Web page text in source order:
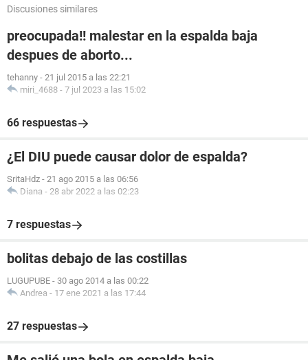
Discusiones similares
preocupada!! malestar en la espalda baja
despues de aborto...
tehanny - 21 jul 2015 a las 22:21
miri_4688 - 7 jul 2023 a las 15:02
66 respuestas
¿El DIU puede causar dolor de espalda?
SritaHdz - 21 ago 2015 a las 06:56
Diana - 28 abr 2022 a las 02:23
7 respuestas
bolitas debajo de las costillas
LUGUPUBE - 30 ago 2014 a las 00:22
Andrea - 17 ene 2021 a las 17:44
27 respuestas